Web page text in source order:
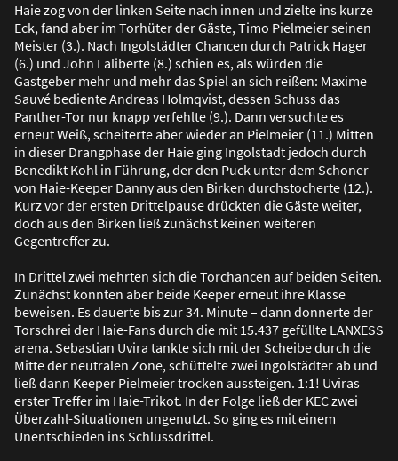
Haie zog von der linken Seite nach innen und zielte ins kurze
Eck, fand aber im Torhüter der Gäste, Timo Pielmeier seinen
Meister (3.). Nach Ingolstädter Chancen durch Patrick Hager
(6.) und John Laliberte (8.) schien es, als würden die
Gastgeber mehr und mehr das Spiel an sich reißen: Maxime
Sauvé bediente Andreas Holmqvist, dessen Schuss das
Panther-Tor nur knapp verfehlte (9.). Dann versuchte es
erneut Weiß, scheiterte aber wieder an Pielmeier (11.) Mitten
in dieser Drangphase der Haie ging Ingolstadt jedoch durch
Benedikt Kohl in Führung, der den Puck unter dem Schoner
von Haie-Keeper Danny aus den Birken durchstocherte (12.).
Kurz vor der ersten Drittelpause drückten die Gäste weiter,
doch aus den Birken ließzunächst keinen weiteren
Gegentreffer zu.
In Drittel zwei mehrten sich die Torchancen auf beiden Seiten.
Zunächst konnten aber beide Keeper erneut ihre Klasse
beweisen. Es dauerte bis zur 34. Minute – dann donnerte der
Torschrei der Haie-Fans durch die mit 15.437 gefüllte LANXESS
arena. Sebastian Uvira tankte sich mit der Scheibe durch die
Mitte der neutralen Zone, schüttelte zwei Ingolstädter ab und
ließdann Keeper Pielmeier trocken aussteigen. 1:1! Uviras
erster Treffer im Haie-Trikot. In der Folge ließder KEC zwei
Überzahl-Situationen ungenutzt. So ging es mit einem
Unentschieden ins Schlussdrittel.